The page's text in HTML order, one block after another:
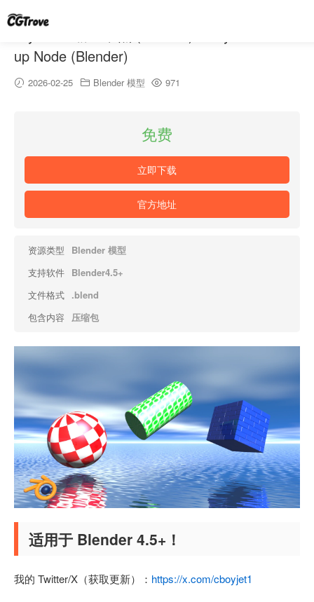
up Node (Blender)
2026-02-25 Blender 模型 971
免费
立即下载
官方地址
资源类型
Blender 模型
支持软件 Blender4.5+
文件格式 .blend
包含内容
压缩包
适用于 Blender 4.5+！
我的 Twitter/X（获取更新）： https://x.com/cboyjet1